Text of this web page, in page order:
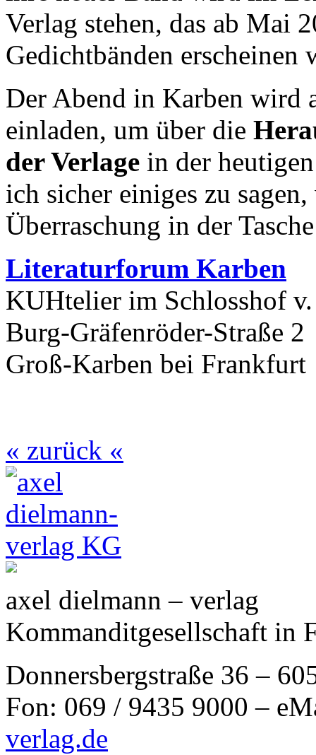
Verlag stehen, das ab Mai
Gedichtbänden erscheinen
Der Abend in Karben wird
einladen, um über die
der Verlage in der
ich sicher einiges zu
Überraschung in der
Literaturforum Karben
KUHtelier im Schlosshof
Burg-Gräfenröder-Straße 2
Groß-Karben bei Frankfurt
« zurück «
axel dielmann – verlag
Kommanditgesellschaft in
Donnersbergstraße 36 –
Fon: 069 / 9435 9000 –
verlag.de